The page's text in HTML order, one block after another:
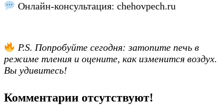
Онлайн-консультация: chehovpech.ru
P.S. Попробуйте сегодня: затопите печь в
режиме тления и оцените, как изменится воздух.
Вы удивитесь!
Комментарии отсутствуют!